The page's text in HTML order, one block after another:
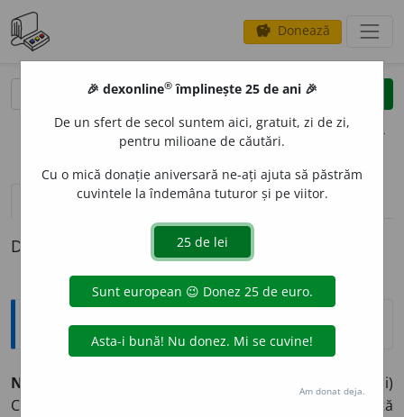
savings Donează
clear
opțiuni
definiții (1) pronunțievolume_up (7)
Definiția cu ID-ul 50088:
Explicative DEX
NESOCOT
(Despre oameni)
Care este lipsit de judecată, de socotință, de chibzuință
🎉 dexonline® împlinește 25 de ani 🎉
De un sfert de secol suntem aici, gratuit, zi de zi,
pentru milioane de căutări.
Cu o mică donație aniversară ne-ați ajuta să păstrăm
cuvintele la îndemâna tuturor și pe viitor.
Am donat deja.